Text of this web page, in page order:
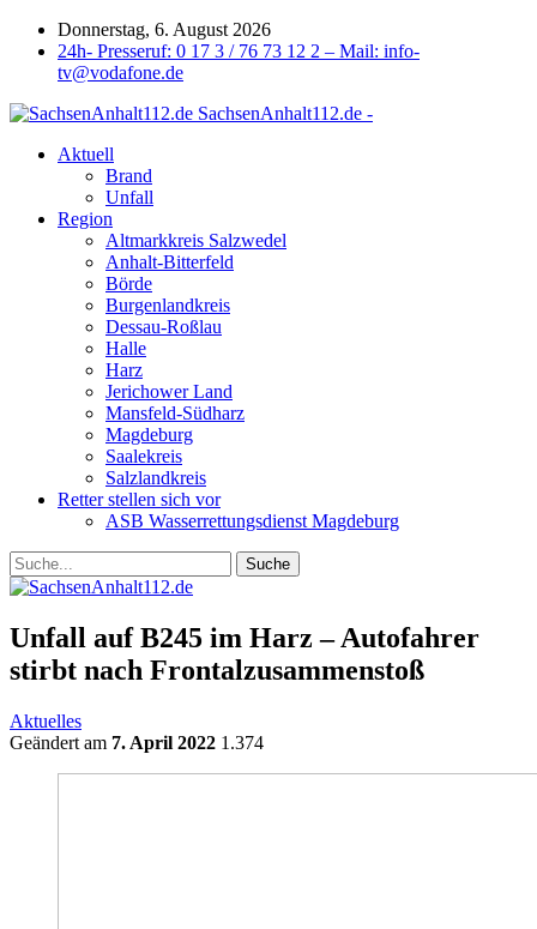
Donnerstag, 6. August 2026
24h- Presseruf: 0 17 3 / 76 73 12 2 – Mail: info-
tv@vodafone.de
SachsenAnhalt112.de -
Aktuell
Brand
Unfall
Region
Altmarkkreis Salzwedel
Anhalt-Bitterfeld
Börde
Burgenlandkreis
Dessau-Roßlau
Halle
Harz
Jerichower Land
Mansfeld-Südharz
Magdeburg
Saalekreis
Salzlandkreis
Retter stellen sich vor
ASB Wasserrettungsdienst Magdeburg
Unfall auf B245 im Harz – Autofahrer
stirbt nach Frontalzusammenstoß
Aktuelles
Geändert am 7. April 2022 1.374